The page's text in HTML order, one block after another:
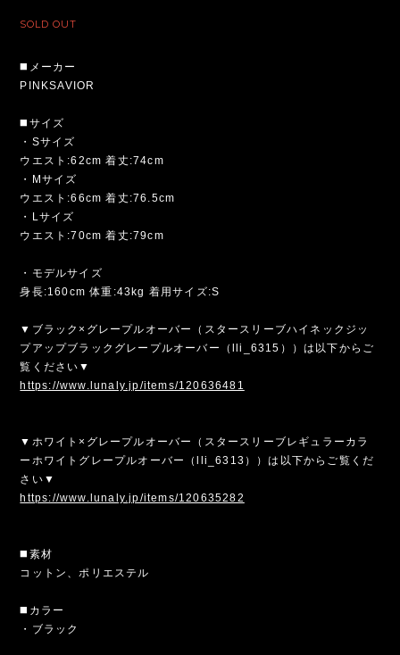
SOLD OUT
◼️メーカー
PINKSAVIOR
◼️サイズ
・Sサイズ
ウエスト:62cm 着丈:74cm
・Mサイズ
ウエスト:66cm 着丈:76.5cm
・Lサイズ
ウエスト:70cm 着丈:79cm
・モデルサイズ
身長:160cm 体重:43kg 着用サイズ:S
▼ブラック×グレープルオーバー（スタースリーブハイネックジッ
プアップブラックグレープルオーバー（lli_6315））は以下からご
覧ください▼
https://www.lunaly.jp/items/120636481
▼ホワイト×グレープルオーバー（スタースリーブレギュラーカラ
ーホワイトグレープルオーバー（lli_6313））は以下からご覧くだ
さい▼
https://www.lunaly.jp/items/120635282
◼️素材
コットン、ポリエステル
◼️カラー
・ブラック